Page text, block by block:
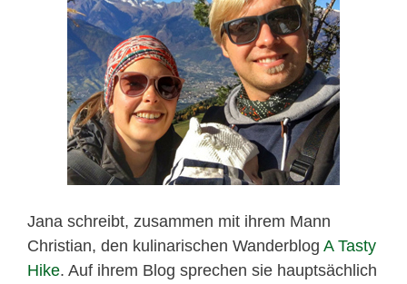
Jana schreibt, zusammen mit ihrem Mann
Christian, den kulinarischen Wanderblog A Tasty
Hike. Auf ihrem Blog sprechen sie hauptsächlich